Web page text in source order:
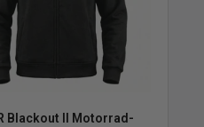
Blackout II Motorrad-